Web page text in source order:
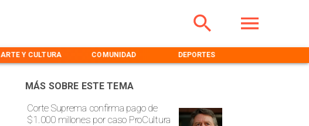
ARTE Y CULTURA COMUNIDAD DEPORTES
Corte Suprema confirma pago de
$1.000 millones por caso ProCultura
MÁS SOBRE ESTE TEMA